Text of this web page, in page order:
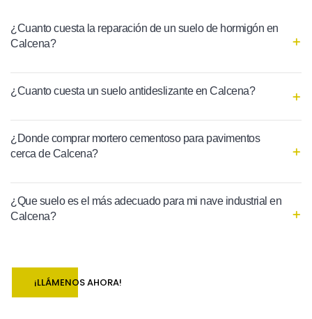
¿Cuanto cuesta la reparación de un suelo de hormigón en
Calcena?
¿Cuanto cuesta un suelo antideslizante en Calcena?
¿Donde comprar mortero cementoso para pavimentos
cerca de Calcena?
¿Que suelo es el más adecuado para mi nave industrial en
Calcena?
¡LLÁMENOS AHORA!